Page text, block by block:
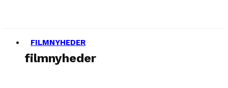
FILMNYHEDER
filmnyheder